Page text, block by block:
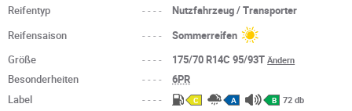
Reifentyp ----
Nutzfahrzeug / Transporter
Reifensaison
----
Sommerreifen
Größe
---- 175/70 R14C 95/93TÄndern
Besonderheiten ----
6PR
Label
---- C A B 72 db